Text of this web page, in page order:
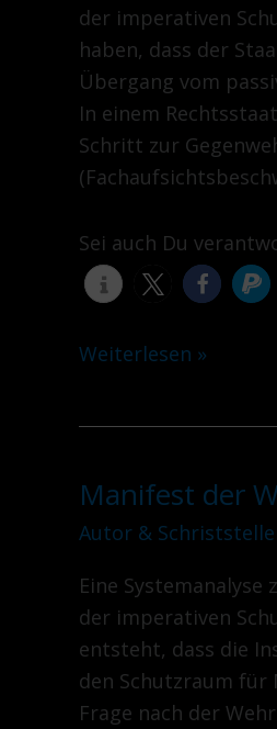
der imperativen
haben, dass der
Übergang vom
In einem
Schritt zur
Sei auch Du
Teil
X
Weiterlesen »
Manifest der
Autor &
Eine
der imperativen
entsteht, dass die
den Schutzraum für
Frage nach der
Manifest
der
Freiheit
Teil
IX